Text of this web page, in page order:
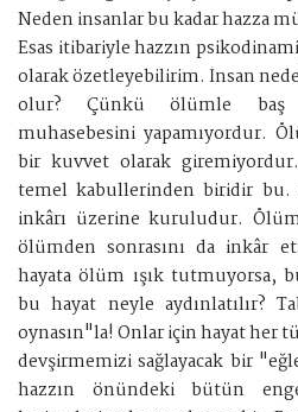
Neden insanlar bu kadar hazza
Esas itibariyle hazzın
olarak özetleyebilirim. İnsan
olur? Çünkü ölümle baş
muhasebesini yapamıyordur.
bir kuvvet olarak giremiyordur.
temel kabullerinden biridir bu.
inkârı üzerine kuruludur.
ölümden sonrasını da inkâr
hayata ölüm ışık tutmuyorsa,
bu hayat neyle aydınlatılır?
oynasın"la! Onlar için hayat her
devşirmemizi sağlayacak bir
hazzın önündeki bütün